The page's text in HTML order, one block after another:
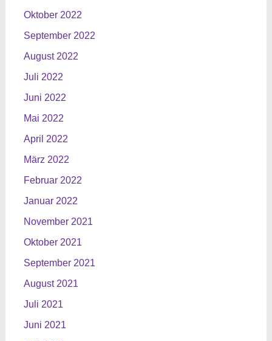
Oktober 2022
September 2022
August 2022
Juli 2022
Juni 2022
Mai 2022
April 2022
März 2022
Februar 2022
Januar 2022
November 2021
Oktober 2021
September 2021
August 2021
Juli 2021
Juni 2021